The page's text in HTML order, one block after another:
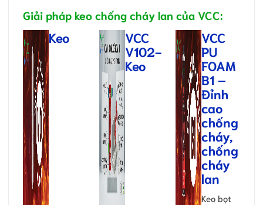
Giải pháp keo chống cháy lan của VCC:
Keo
VCC
V102-
Keo
VCC
PU
FOAM
B1 –
Đỉnh
cao
chống
cháy,
chống
cháy
lan
Keo bọt